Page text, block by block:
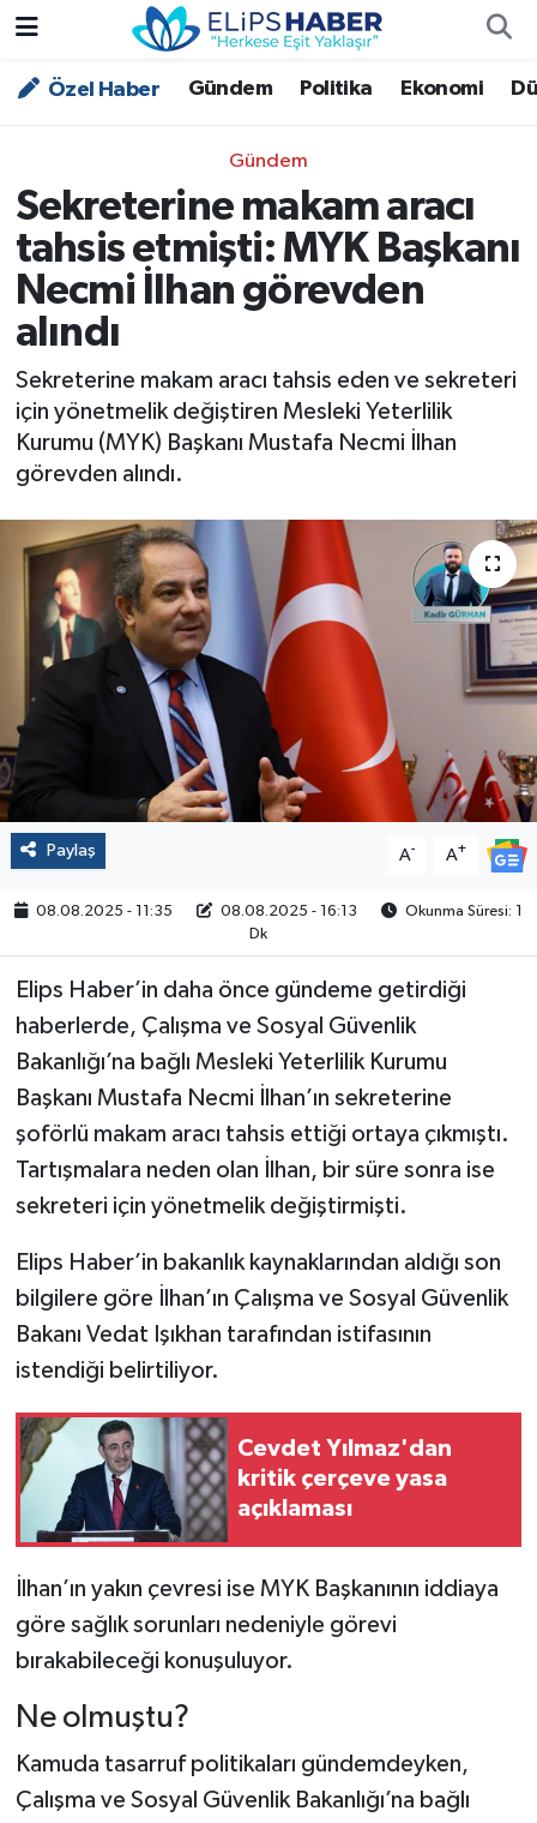
Özel Haber Gündem Politika Ekonomi
Gündem
Sekreterine makam aracı
tahsis etmişti: MYK Başkanı
Necmi İlhan görevden
alındı
Sekreterine makam aracı tahsis eden ve sekreteri
için yönetmelik değiştiren Mesleki Yeterlilik
Kurumu (MYK) Başkanı Mustafa Necmi İlhan
görevden alındı.
Paylaş A- A+
08.08.2025 - 11:35 08.08.2025 - 16:13
Okunma Süresi: 1
Dk
Elips Haber’in daha önce gündeme getirdiği
haberlerde, Çalışma ve Sosyal Güvenlik
Bakanlığı’na bağlı Mesleki Yeterlilik Kurumu
Başkanı Mustafa Necmi İlhan’ın sekreterine
şoförlü makam aracı tahsis ettiği ortaya çıkmıştı.
Tartışmalara neden olan İlhan, bir süre sonra ise
sekreteri için yönetmelik değiştirmişti.
Elips Haber’in bakanlık kaynaklarından aldığı son
bilgilere göre İlhan’ın Çalışma ve Sosyal Güvenlik
Bakanı Vedat Işıkhan tarafından istifasının
istendiği belirtiliyor.
Cevdet Yılmaz'dan
kritik çerçeve yasa
açıklaması
İlhan’ın yakın çevresi ise MYK Başkanının iddiaya
göre sağlık sorunları nedeniyle görevi
bırakabileceği konuşuluyor.
Ne olmuştu?
Kamuda tasarruf politikaları gündemdeyken,
Çalışma ve Sosyal Güvenlik Bakanlığı’na bağlı
Özel Haber
Asayiş
Bilim - Teknoloji
Çevre - İklim
Kültür - Sanat
Magazin
Politika
Sağlık
Çalışma Hayatı
2024 Seçim Sonuçları
Nöbetçi Eczaneler
Trafik Durumu
Süper Lig Puan Durumu ve Fikstür
Tüm Manşetler